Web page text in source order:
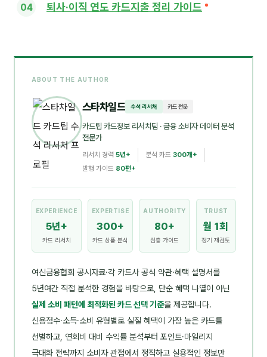
퇴사·이직 연도 카드지출 정리 가이드
ABOUT THE AUTHOR
스타차일드 수석 리서처 카드 전문
카드팁 카드정보 리서치팀 · 금융 소비자 데이터 분석
전문가
리서치 경력 5년+ 분석 카드 300개+
발행 가이드 80편+
EXPERIENCE
5년+
카드 리서치
EXPERTISE
300+
카드 상품 분석
AUTHORITY
80+
심층 가이드
TRUST
월 1회
정기 재검토
여신금융협회 공시자료·각 카드사 공식 약관·혜택 설명서를
5년여간 직접 분석한 경험을 바탕으로, 단순 혜택 나열이 아닌
실제 소비 패턴에 최적화된 카드 선택 기준을 제공합니다.
신용점수·소득·소비 유형별로 실질 혜택이 가장 높은 카드를
선별하고, 연회비 대비 수익률 분석부터 포인트·마일리지
극대화 전략까지 소비자 관점에서 정직하고 실용적인 정보만